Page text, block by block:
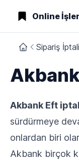
Online
Sipariş İptali
Akbank Eft
sürdürmeye
onlardan biri
Akbank birçok